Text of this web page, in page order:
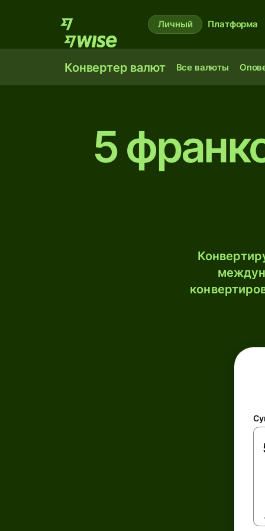
Личный Платформа
Конвертер валют Все валюты
5